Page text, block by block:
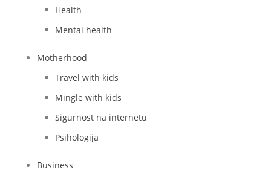
Health
Mental health
Motherhood
Travel with kids
Mingle with kids
Sigurnost na internetu
Psihologija
Business